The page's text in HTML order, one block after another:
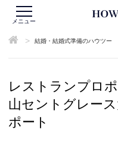
メニュー
> 結婚・結婚式準備のハウツー
レストランプロ
山セントグレー
ポート